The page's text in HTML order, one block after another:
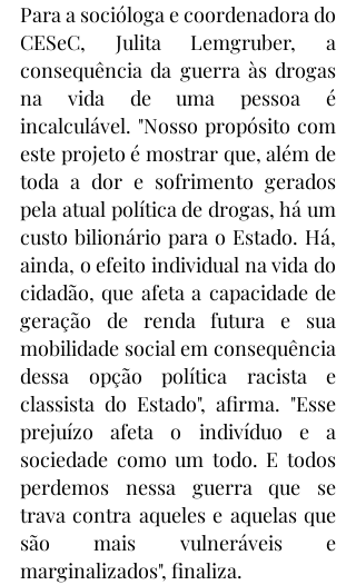
Para a socióloga e coordenadora do
CESeC, Julita Lemgruber, a
consequência da guerra às drogas
na vida de uma pessoa é
incalculável. "Nosso propósito com
este projeto é mostrar que, além de
toda a dor e sofrimento gerados
pela atual política de drogas, há um
custo bilionário para o Estado. Há,
ainda, o efeito individual na vida do
cidadão, que afeta a capacidade de
geração de renda futura e sua
mobilidade social em consequência
dessa opção política racista e
classista do Estado", afirma. "Esse
prejuízo afeta o indivíduo e a
sociedade como um todo. E todos
perdemos nessa guerra que se
trava contra aqueles e aquelas que
são mais vulneráveis e
marginalizados", finaliza.